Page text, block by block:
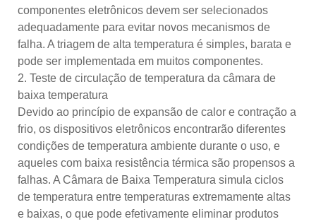
componentes eletrônicos devem ser selecionados
adequadamente para evitar novos mecanismos de
falha. A triagem de alta temperatura é simples, barata e
pode ser implementada em muitos componentes.
2. Teste de circulação de temperatura da câmara de
baixa temperatura
Devido ao princípio de expansão de calor e contração a
frio, os dispositivos eletrônicos encontrarão diferentes
condições de temperatura ambiente durante o uso, e
aqueles com baixa resistência térmica são propensos a
falhas. A Câmara de Baixa Temperatura simula ciclos
de temperatura entre temperaturas extremamente altas
e baixas, o que pode efetivamente eliminar produtos